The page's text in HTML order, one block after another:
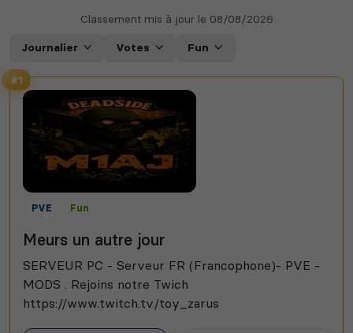
Classement mis à jour le 08/08/2026
Journalier Votes Fun
#1
PVE Fun
Meurs un autre jour
SERVEUR PC - Serveur FR (Francophone)- PVE -
MODS . Rejoins notre Twich
https://www.twitch.tv/toy_zarus